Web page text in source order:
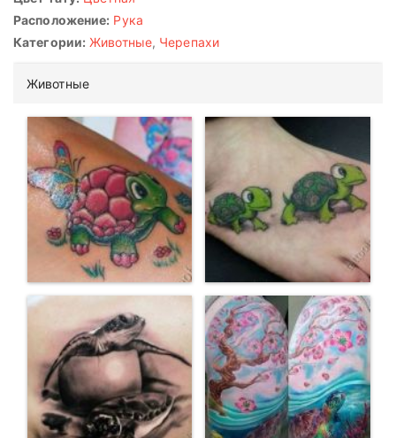
Расположение: Рука
Категории: Животные, Черепахи
Животные